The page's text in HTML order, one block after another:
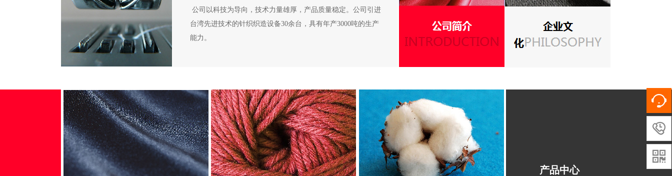
产品中心
公司以科技为导向，技术力量雄厚，产品质量稳定。公司引进
台湾先进技术的针织织造设备30余台，具有年产3000吨的生产
能力。

